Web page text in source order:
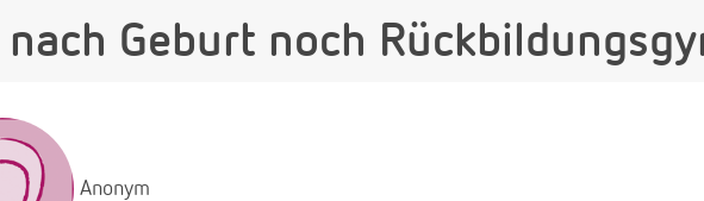
nach Geburt noch
Anonym